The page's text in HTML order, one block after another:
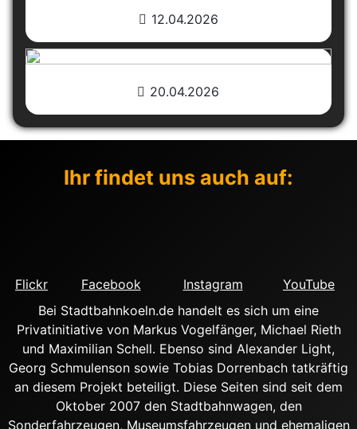
12.04.2026
20.04.2026
Ihr findet uns auch auf:
Flickr Facebook Instagram
YouTube
Bei Stadtbahnkoeln.de handelt es sich um eine
Privatinitiative von Markus Vogelfänger, Michael Rieth
und Maximilian Schell. Ebenso sind Alexander Light,
Georg Schmulenson sowie Tobias Dorrenbach tatkräftig
an diesem Projekt beteiligt. Diese Seiten sind seit dem
Oktober 2007 den Stadtbahnwagen, den
Sonderfahrzeugen, Museumsfahrzeugen und ehemaligen